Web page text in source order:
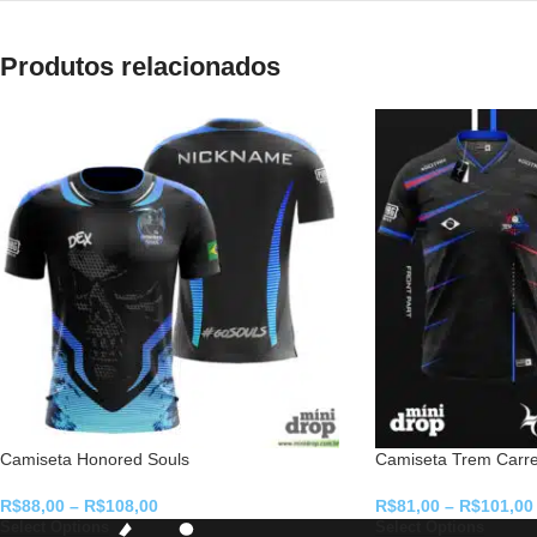
Produtos relacionados
Camiseta Honored Souls
R$88,00 – R$108,00
Camiseta Trem
R$81,00 – R$101,00